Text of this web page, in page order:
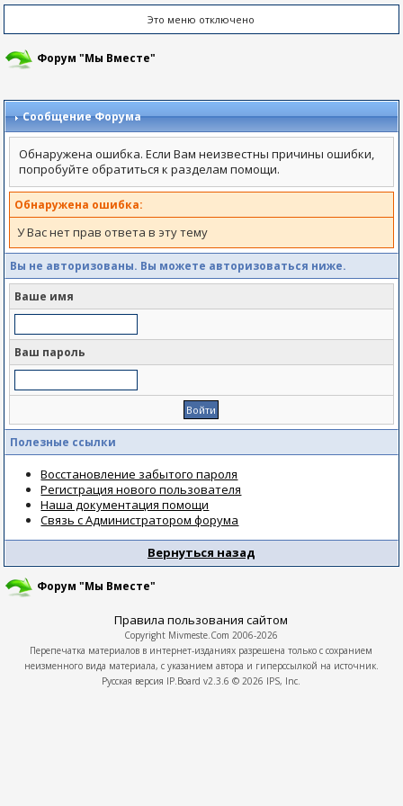
Это меню отключено
Форум "Мы Вместе"
Сообщение Форума
Обнаружена ошибка. Если Вам неизвестны причины ошибки,
попробуйте обратиться к разделам помощи.
Обнаружена ошибка:
У Вас нет прав ответа в эту тему
Вы не авторизованы. Вы можете авторизоваться ниже.
Ваше имя
Ваш пароль
Полезные ссылки
Восстановление забытого пароля
Регистрация нового пользователя
Наша документация помощи
Связь с Администратором форума
Вернуться назад
Форум "Мы Вместе"
Правила пользования сайтом
Copyright Mivmeste.Com 2006-2026
Перепечатка материалов в интернет-изданиях разрешена только с сохранием
неизменного вида материала, с указанием автора и гиперссылкой на источник.
Русская версия IP.Board v2.3.6 © 2026 IPS, Inc.